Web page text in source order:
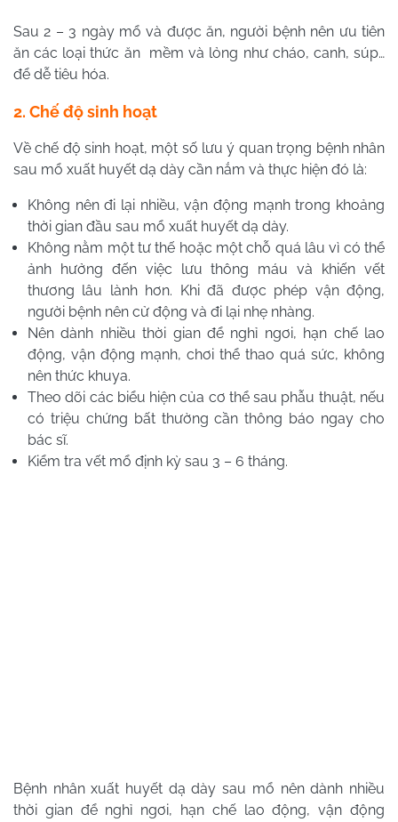
Sau 2 – 3 ngày mổ và được ăn, người bệnh nên ưu tiên
ăn các loại thức ăn mềm và lỏng như cháo, canh, súp…
để dễ tiêu hóa.
2. Chế độ sinh hoạt
Về chế độ sinh hoạt, một số lưu ý quan trọng bệnh nhân
sau mổ xuất huyết dạ dày cần nắm và thực hiện đó là:
Không nên đi lại nhiều, vận động mạnh trong khoảng
thời gian đầu sau mổ xuất huyết dạ dày.
Không nằm một tư thế hoặc một chỗ quá lâu vì có thể
ảnh hưởng đến việc lưu thông máu và khiến vết
thương lâu lành hơn. Khi đã được phép vận động,
người bệnh nên cử động và đi lại nhẹ nhàng.
Nên dành nhiều thời gian để nghỉ ngơi, hạn chế lao
động, vận động mạnh, chơi thể thao quá sức, không
nên thức khuya.
Theo dõi các biểu hiện của cơ thể sau phẫu thuật, nếu
có triệu chứng bất thường cần thông báo ngay cho
bác sĩ.
Kiểm tra vết mổ định kỳ sau 3 – 6 tháng.
Bệnh nhân xuất huyết dạ dày sau mổ nên dành nhiều
thời gian để nghỉ ngơi, hạn chế lao động, vận động